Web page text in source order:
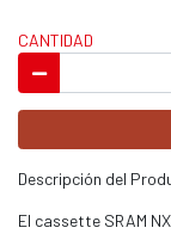
CANTIDAD
Descripción del
El cassette SRAM